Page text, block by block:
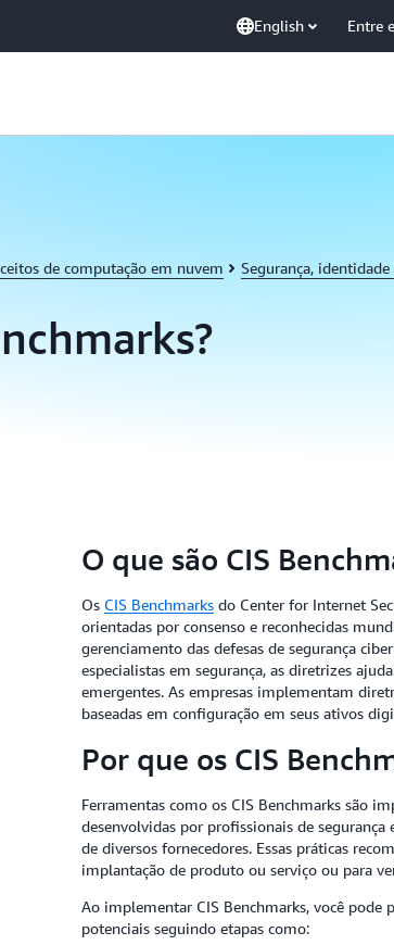
English Entre
de computação em nuvem Segurança,
O que são CIS
Os CIS Benchmarksdo Center for Internet
orientadas por consenso e reconhecidas
gerenciamento das defesas de segurança
especialistas em segurança, as diretrizes
emergentes. As empresas implementam
baseadas em configuração em seus ativos
Por que os CIS
Ferramentas como os CIS Benchmarks são
desenvolvidas por profissionais de
de diversos fornecedores. Essas práticas
implantação de produto ou serviço ou para
Ao implementar CIS Benchmarks, você pode
potenciais seguindo etapas como: